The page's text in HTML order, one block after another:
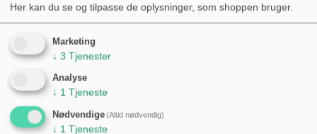
Her kan du se og tilpasse de oplysninger, som shoppen bruger.
Marketing
↓ 3 Tjenester
Analyse
↓ 1 Tjeneste
Nødvendige(Altid nødvendig)
↓ 1 Tjeneste